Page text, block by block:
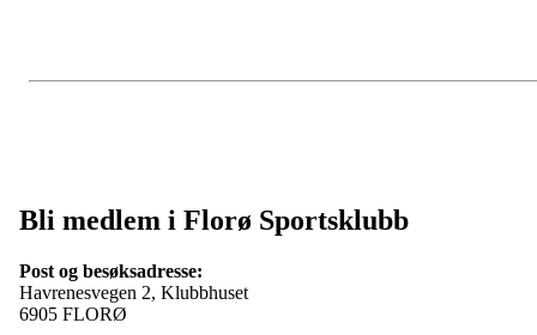
Bli medlem i Florø Sportsklubb
Post og besøksadresse:
Havrenesvegen 2, Klubbhuset
6905 FLORØ